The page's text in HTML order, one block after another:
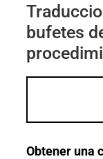
bufetes
Obtener una